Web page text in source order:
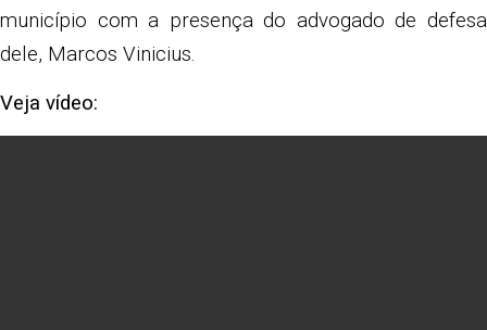
município com a presença do advogado de defesa
dele, Marcos Vinicius.
Veja vídeo: